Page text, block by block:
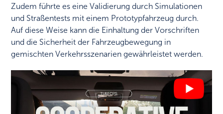
Zudem führte es eine Validierung durch Simulationen
und Straßentests mit einem Prototypfahrzeug durch.
Auf diese Weise kann die Einhaltung der Vorschriften
und die Sicherheit der Fahrzeugbewegung in
gemischten Verkehrsszenarien gewährleistet werden.